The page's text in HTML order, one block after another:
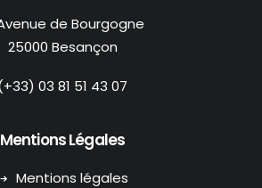
de Bourgogne
25000 Besançon
03 81 51 43 07
Mentions Légales
Mentions légales